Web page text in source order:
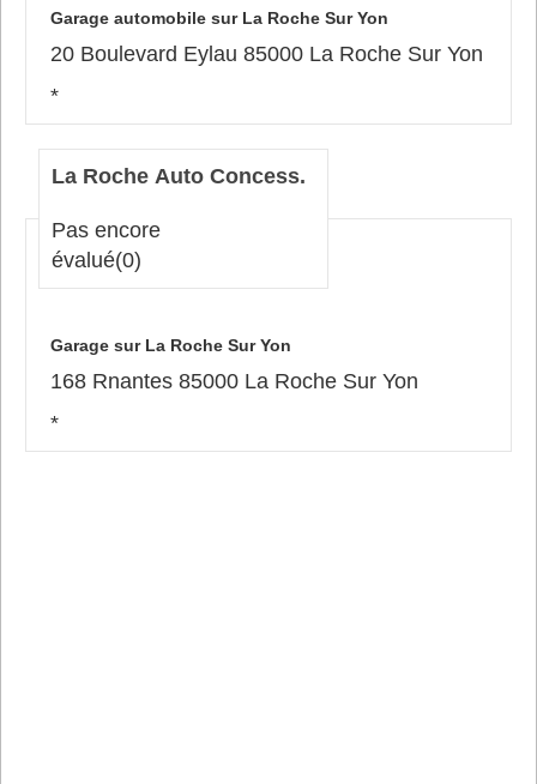
Garage automobile sur La Roche Sur Yon
20 Boulevard Eylau 85000 La Roche Sur Yon
*
La Roche Auto Concess.
Pas encore
évalué(0)
Garage sur La Roche Sur Yon
168 Rnantes 85000 La Roche Sur Yon
*